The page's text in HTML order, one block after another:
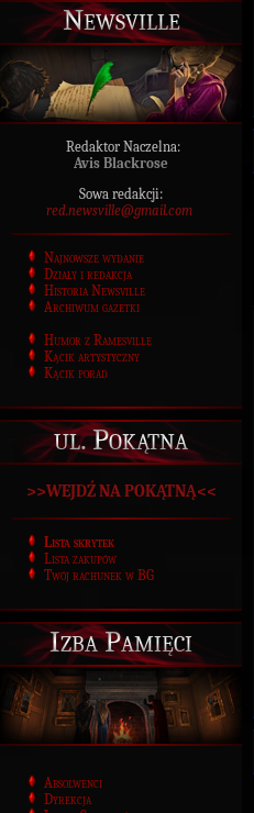
Newsville
Redaktor Naczelna:
Avis Blackrose
Sowa redakcji:
red.newsville@gmail.com
Najnowsze wydanie
Działy i redakcja
Historia Newsville
Archiwum gazetki
Humor z Ramesville
Kącik artystyczny
Kącik porad
ul. Pokątna
>>WEJDŹ NA POKĄTNĄ<<
Lista skrytek
Lista zakupów
Twój rachunek w BG
Izba Pamięci
Absolwenci
Dyrekcja